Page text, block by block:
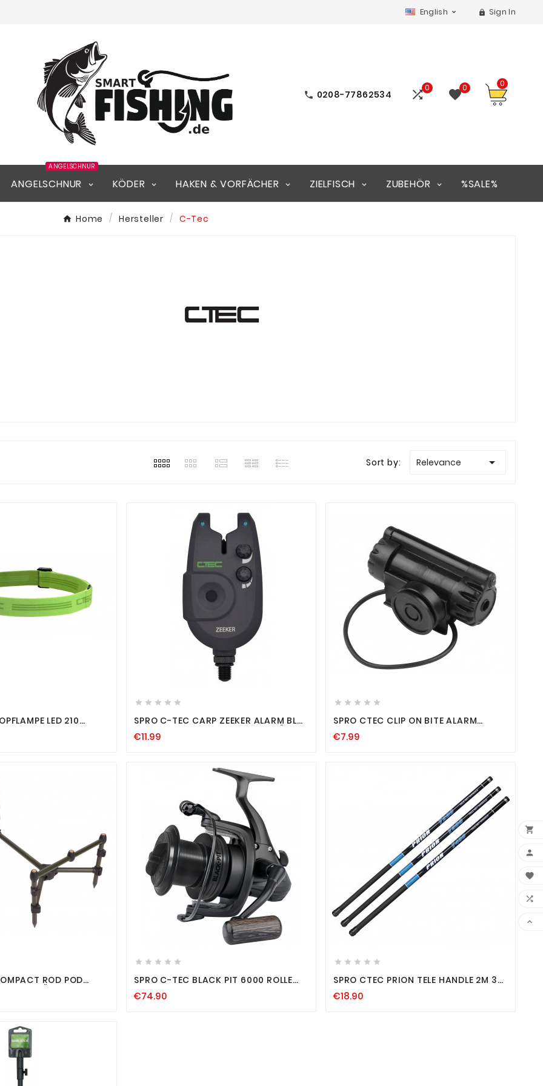
English   Sign In
 0208-77862534 0 0 0
ANGELSCHNUR
ANGELSCHNUR
KÖDER HAKEN & VORFÄCHER ZIELFISCH ZUBEHÖR %SALE%
Home Hersteller C-Tec
Sort by: Relevance 
LED 210
STIRNLAMPE
NEU

    
SPRO C-TEC CARP ZEEKER ALARM BLUE
TON
€11.99
    
SPRO CTEC CLIP ON BITE ALARM
SCHNURANZEIGER TON
€7.99
ROD POD
RODPOD
 
    
SPRO C-TEC BLACK PIT 6000 ROLLE
GROSSFISCHROLLE
€74.90
    
SPRO CTEC PRION TELE HANDLE 2M 3M
4M TELESKOP KESCHERSTAB
KESCHERSTANGE KESCHER
€18.90




